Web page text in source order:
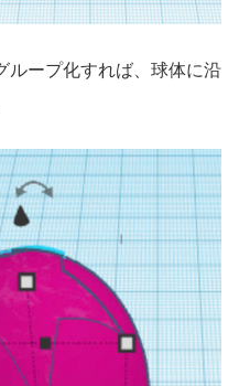
ループ化すれば、球体に沿